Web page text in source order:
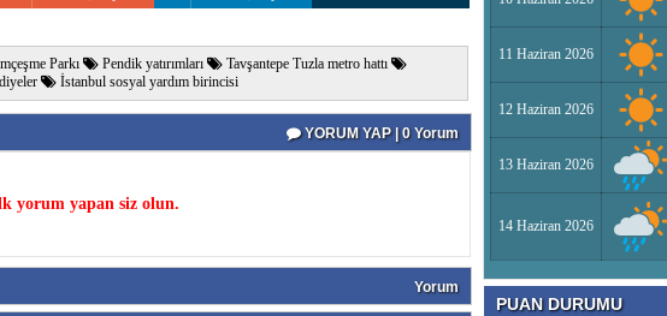
Parkı Pendik yatırımları
Tavşantepe Tuzla metro hattı
İstanbul sosyal yardım birincisi
YORUM YAP | 0 Yorum
yorum yapan siz olun.
Yorum
11 Haziran 2026
12 Haziran 2026
13 Haziran 2026
14 Haziran 2026
PUAN DURUMU